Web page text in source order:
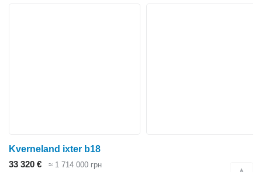
Kverneland ixter b18
33 320 €
≈ 1 714 000 грн